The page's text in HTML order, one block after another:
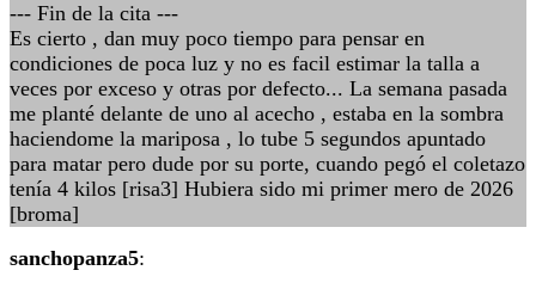
--- Fin de la cita ---
Es cierto , dan muy poco tiempo para pensar en
condiciones de poca luz y no es facil estimar la talla a
veces por exceso y otras por defecto... La semana pasada
me planté delante de uno al acecho , estaba en la sombra
haciendome la mariposa , lo tube 5 segundos apuntado
para matar pero dude por su porte, cuando pegó el coletazo
tenía 4 kilos [risa3] Hubiera sido mi primer mero de 2026
[broma]
sanchopanza5: